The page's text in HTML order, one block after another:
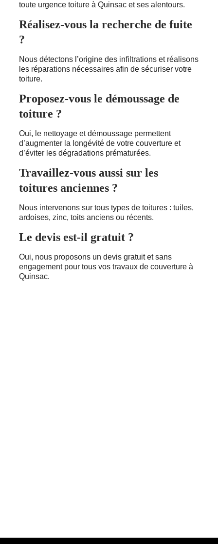
toute urgence toiture à Quinsac et ses alentours.
Réalisez-vous la recherche de fuite
?
Nous détectons l’origine des infiltrations et réalisons
les réparations nécessaires afin de sécuriser votre
toiture.
Proposez-vous le démoussage de
toiture ?
Oui, le nettoyage et démoussage permettent
d’augmenter la longévité de votre couverture et
d’éviter les dégradations prématurées.
Travaillez-vous aussi sur les
toitures anciennes ?
Nous intervenons sur tous types de toitures : tuiles,
ardoises, zinc, toits anciens ou récents.
Le devis est-il gratuit ?
Oui, nous proposons un devis gratuit et sans
engagement pour tous vos travaux de couverture à
Quinsac.